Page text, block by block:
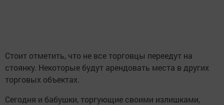
Стоит отметить, что не все торговцы переедут на
стоянку. Некоторые будут арендовать места в других
торговых объектах.
Сегодня и бабушки, торгующие своими излишками,